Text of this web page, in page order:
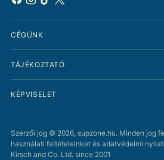
CÉGÜNK
TÁJÉKOZTATÓ
KÉPVISELET
Szerzői jog © 2026, supzone.hu. Minden jog
használati feltételeinket és adatvédelmi
Kirsch and Co. Ltd. since 2001